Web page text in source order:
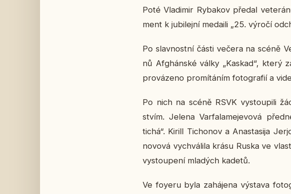
Poté Vla­di­mir Ry­ba­kov předal
ment k ju­bi­lej­ní me­dai­li „25. výročí
Po slav­nost­ní části večera na scéně
nů Af­ghán­ské války „Kaskad“,
pro­vá­ze­no pro­mí­tá­ním fo­to­gra­fií a
Po nich na scéně RSVK vy­stou­pi­li
stvím. Jelena Var­fa­la­me­je­vo­vá
tichá“. Kirill Ti­cho­nov a Ana­stasi­ja
no­vo­vá vy­chvá­li­la krásu Ruska ve
vy­stou­pe­ní mla­dých kadetů.
Ve foyeru byla za­há­je­na vý­sta­va